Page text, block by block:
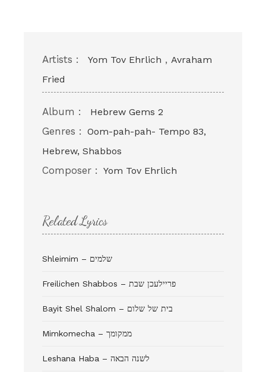
Artists : Yom Tov Ehrlich , Avraham
Fried
Album : Hebrew Gems 2
Genres : Oom-pah-pah- Tempo 83,
Hebrew, Shabbos
Composer : Yom Tov Ehrlich
Related Lyrics
Shleimim – שלמים
Freilichen Shabbos – פריילעכן שבת
Bayit Shel Shalom – בית של שלום
Mimkomecha – ממקומך
Leshana Haba – לשנה הבאה